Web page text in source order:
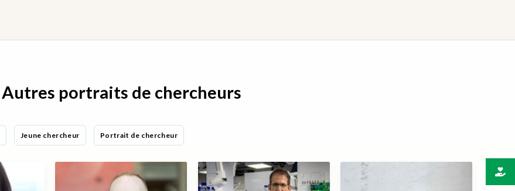
Autres portraits de chercheurs
Jeune chercheur Portrait de chercheur